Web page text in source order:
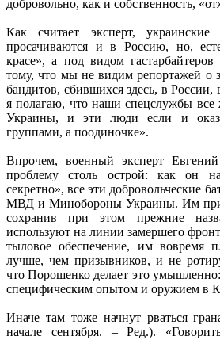
добровольно, как и собственность,
Как считает эксперт, украинские
просачиваются и в Россию, но,
красе», а под видом
тому, что мы не видим репортажей о
бандитов, сбившихся здесь, в
я полагаю, что наши спецслужбы все
Украины, и эти люди если и
группами, а поодиночке».
Впрочем, военный эксперт
проблему столь острой: как он
секретно», все эти добровольческие
МВД и Минобороны Украины. Им
сохранив при этом прежние
используют на линии замершего
тыловое обеспечение, им вовремя
лучше, чем призывников, и не
что Порошенко делает это
специфическим опытом и оружием в
Иначе там тоже начнут рваться
начале сентября. – Ред.).